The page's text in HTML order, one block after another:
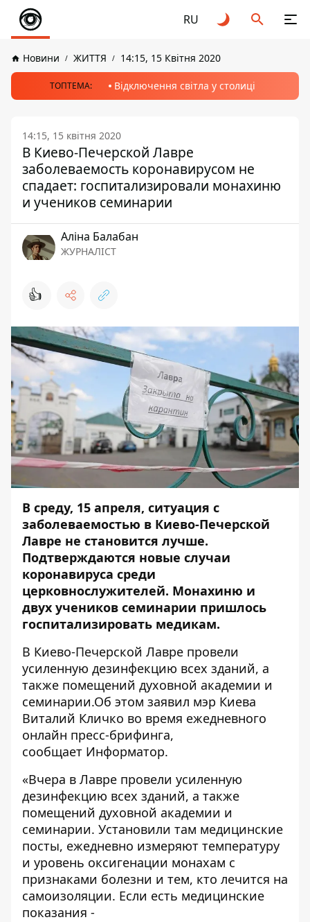
RU
Новини ЖИТТЯ 14:15, 15 Квітня 2020
ТОПТЕМА: Відключення світла у столиці
14:15, 15 квітня 2020
В Киево-Печерской Лавре
заболеваемость коронавирусом не
спадает: госпитализировали монахиню
и учеников семинарии
Аліна Балабан
ЖУРНАЛІСТ
👍
В среду, 15 апреля, ситуация с
заболеваемостью в Киево-Печерской
Лавре не становится лучше.
Подтверждаются новые случаи
коронавируса среди
церковнослужителей. Монахиню и
двух учеников семинарии пришлось
госпитализировать медикам.
В Киево-Печерской Лавре провели
усиленную дезинфекцию всех зданий, а
также помещений духовной академии и
семинарии.Об этом заявил мэр Киева
Виталий Кличко во время ежедневного
онлайн пресс-брифинга,
сообщает Информатор.
«Вчера в Лавре провели усиленную
дезинфекцию всех зданий, а также
помещений духовной академии и
семинарии. Установили там медицинские
посты, ежедневно измеряют температуру
и уровень оксигенации монахам с
признаками болезни и тем, кто лечится на
самоизоляции. Если есть медицинские
показания -